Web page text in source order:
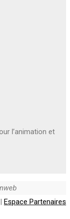
l’animation et
| Espace Partenaires